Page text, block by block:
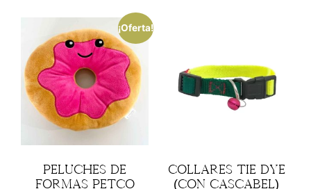
¡Oferta!
PELUCHES DE
FORMAS PETCO
COLLARES TIE DYE
(CON CASCABEL)